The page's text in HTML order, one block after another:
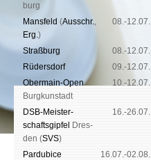
burg
Mans­feld (Aus­schr.,
Erg.)
08.-12.07.
Straß­burg
08.-12.07.
Rüders­dorf
09.-12.07.
Ober­main-Open
Burg­kun­stadt
10.-12.07.
DSB-Meister­
schafts­gipfel
Dres­
den (SVS)
16.-26.07.
Pardu­bice
16.07.-02.08.